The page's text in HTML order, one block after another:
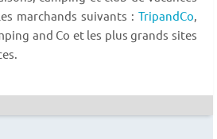
marchands suivants : TripandCo,
and Co et les plus grands sites